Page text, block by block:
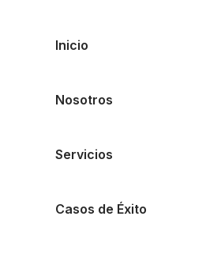
Inicio
Nosotros
Servicios
Casos de Éxito